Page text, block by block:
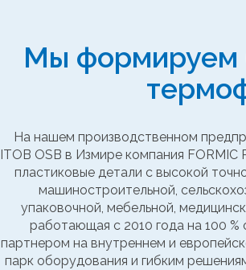
Мы формируем
На нашем производственном
ITOB OSB в Измире компания
пластиковые детали с высокой
машиностроительной,
упаковочной, мебельной,
работающая с 2010 года на 100
партнером на внутреннем и
парк оборудования и гибким